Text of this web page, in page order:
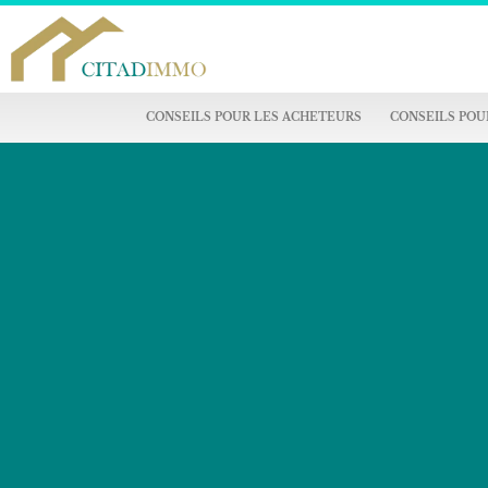
CONSEILS POUR LES ACHETEURS CONSEILS